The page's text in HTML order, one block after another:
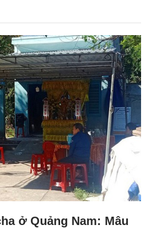
ở Quảng Nam: Mâu